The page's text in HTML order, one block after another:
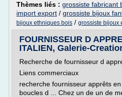
Thèmes liés : grossiste fabricant
import export / grossiste bijoux
bijoux ethniques bois / grossiste bijoux
FOURNISSEUR D
ITALIEN, Galerie-
Recherche de fournisseur d
Liens commerciaux
recherche fournisseur apprêts
boucles d ... Chez un de un de